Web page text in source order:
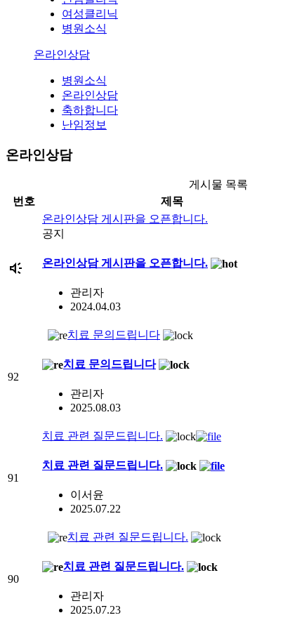
여성클리닉
병원소식
온라인상담
병원소식
온라인상담
축하합니다
난임정보
온라인상담
게시물 목록
번호
제목
brand_awareness
온라인상담 게시판을 오픈합니다.
공지
온라인상담 게시판을 오픈합니다.
관리자
2024.04.03
92
치료 문의드립니다
치료 문의드립니다
관리자
2025.08.03
91
치료 관련 질문드립니다.
치료 관련 질문드립니다.
이서윤
2025.07.22
90
치료 관련 질문드립니다.
치료 관련 질문드립니다.
관리자
2025.07.23